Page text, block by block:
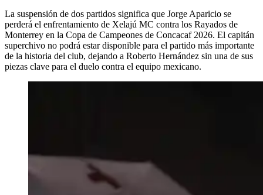
La suspensión de dos partidos significa que Jorge Aparicio se
perderá el enfrentamiento de Xelajú MC contra los Rayados de
Monterrey en la Copa de Campeones de Concacaf 2026. El capitán
superchivo no podrá estar disponible para el partido más importante
de la historia del club, dejando a Roberto Hernández sin una de sus
piezas clave para el duelo contra el equipo mexicano.